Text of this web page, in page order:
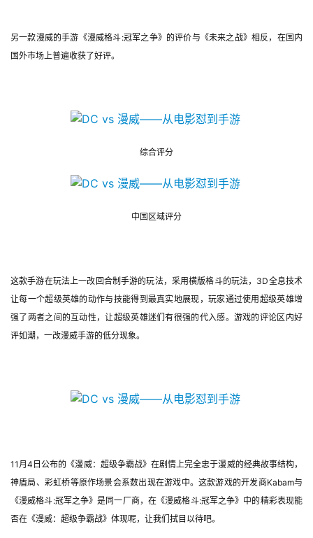
国
)
另一款漫威的手游《漫威格斗:冠军之争》的评价与《未来之战》相反，在国内
国外市场上普遍收获了好评。
综合评分
中国区域评分
这款手游在玩法上一改回合制手游的玩法，采用横版格斗的玩法，3D全息技术
让每一个超级英雄的动作与技能得到最真实地展现，玩家通过使用超级英雄增
强了两者之间的互动性，让超级英雄迷们有很强的代入感。游戏的评论区内好
评如潮，一改漫威手游的低分现象。
11月4日公布的《漫威：超级争霸战》在剧情上完全忠于漫威的经典故事结构，
神盾局、彩虹桥等原作场景会系数出现在游戏中。这款游戏的开发商Kabam与
《漫威格斗:冠军之争》是同一厂商，在《漫威格斗:冠军之争》中的精彩表现能
否在《漫威：超级争霸战》体现呢，让我们拭目以待吧。